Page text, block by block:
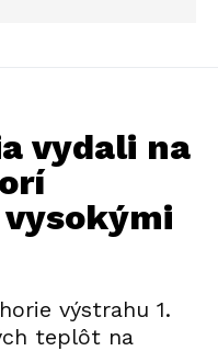
vydali na
výstrahu 1.
teplôt na